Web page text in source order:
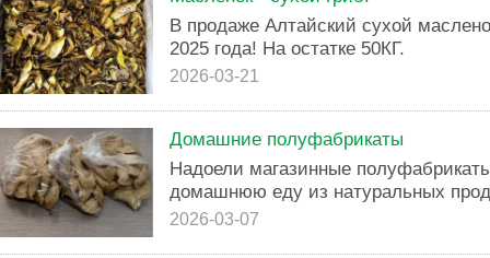
В продаже Алтайский сухой
2025 года! На остатке 50КГ.
2026-03-21
Домашние полуфабрикаты
Надоели магазинные
домашнюю еду из натуральных
2026-03-07